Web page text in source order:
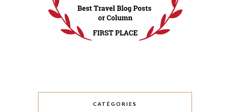
CATÉGORIES